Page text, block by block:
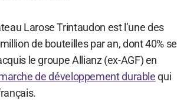
Larose Trintaudon est l’une des
de bouteilles par an, dont 40% se
le groupe Allianz (ex-AGF) en
de développement durablequi